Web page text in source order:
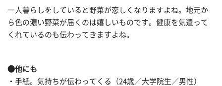
一人暮らしをしていると野菜が恋しくなりますよね。地元か
ら色の濃い野菜が届くのは嬉しいものです。健康を気遣って
くれているのも伝わってきますよね。
●他にも
・手紙。気持ちが伝わってくる（24歳／大学院生／男性）